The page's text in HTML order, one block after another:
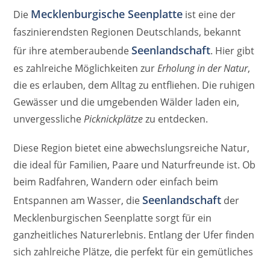
Die Mecklenburgische Seenplatte ist eine der
faszinierendsten Regionen Deutschlands, bekannt
für ihre atemberaubendeSeenlandschaft. Hier gibt
es zahlreiche Möglichkeiten zurErholung in der Natur,
die es erlauben, dem Alltag zu entfliehen. Die ruhigen
Gewässer und die umgebenden Wälder laden ein,
unvergesslichePicknickplätzezu entdecken.
Diese Region bietet eine abwechslungsreiche Natur,
die ideal für Familien, Paare und Naturfreunde ist. Ob
beim Radfahren, Wandern oder einfach beim
Entspannen am Wasser, dieSeenlandschaft der
Mecklenburgischen Seenplatte sorgt für ein
ganzheitliches Naturerlebnis. Entlang der Ufer finden
sich zahlreiche Plätze, die perfekt für ein gemütliches